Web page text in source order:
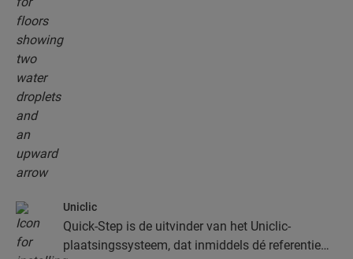
gemakkelijker dan ooit verloopt!
Uniclic
Quick-Step is de uitvinder van het Uniclic-
plaatsingssysteem, dat inmiddels dé referentie